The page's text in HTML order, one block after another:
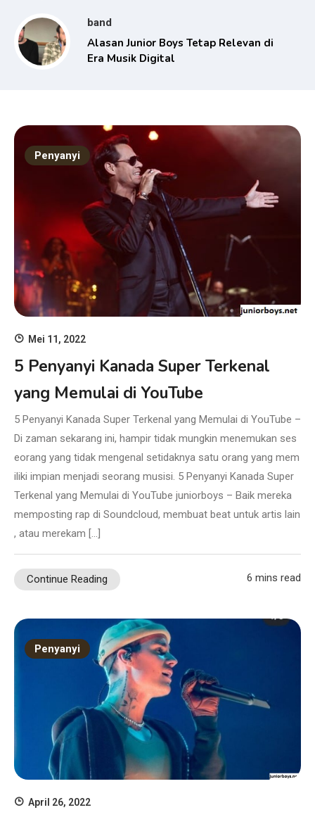
band
Alasan Junior Boys Tetap Relevan di
Era Musik Digital
Penyanyi
Mei 11, 2022
5 Penyanyi Kanada Super Terkenal
yang Memulai di YouTube
5 Penyanyi Kanada Super Terkenal yang Memulai di YouTube –
Di zaman sekarang ini, hampir tidak mungkin menemukan ses
eorang yang tidak mengenal setidaknya satu orang yang mem
iliki impian menjadi seorang musisi. 5 Penyanyi Kanada Super
Terkenal yang Memulai di YouTube juniorboys – Baik mereka
memposting rap di Soundcloud, membuat beat untuk artis lain
, atau merekam […]
Continue Reading 6 mins read
Penyanyi
April 26, 2022